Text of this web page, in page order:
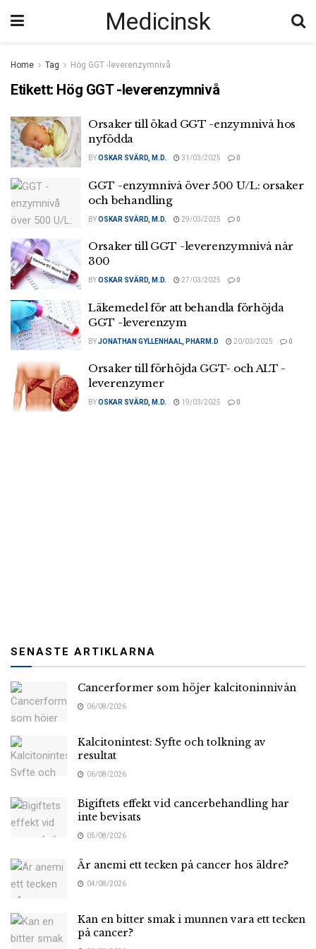
Medicinsk
Home Tag Hög GGT -leverenzymnivå
Etikett: Hög GGT -leverenzymnivå
Orsaker till ökad GGT -enzymnivå hos
nyfödda
BYOSKAR SVÄRD, M.D. 31/03/2025 0
GGT -enzymnivå över 500 U/L: orsaker
och behandling
BYOSKAR SVÄRD, M.D. 29/03/2025 0
Orsaker till GGT -leverenzymnivå når
300
BYOSKAR SVÄRD, M.D. 27/03/2025 0
Läkemedel för att behandla förhöjda
GGT -leverenzym
BYJONATHAN GYLLENHAAL, PHARM.D 20/03/2025 0
Orsaker till förhöjda GGT- och ALT -
leverenzymer
BYOSKAR SVÄRD, M.D. 19/03/2025 0
SENASTE ARTIKLARNA
Cancerformer som höjer kalcitoninnivån
06/08/2026
Kalcitonintest: Syfte och tolkning av
resultat
06/08/2026
Bigiftets effekt vid cancerbehandling har
inte bevisats
05/08/2026
Är anemi ett tecken på cancer hos äldre?
04/08/2026
Kan en bitter smak i munnen vara ett tecken
på cancer?